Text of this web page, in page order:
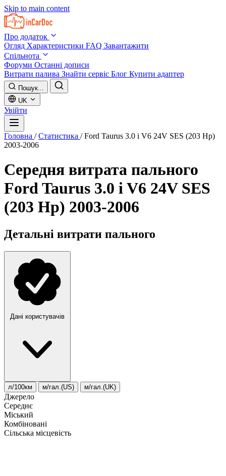
Skip to main content
Про додаток
Огляд Характеристики FAQ Завантажити
Спільнота
Форуми Останні дописи
Витрати палива Знайти сервіс Блог Купити адаптер
Пошук...
UK
Увійти
Головна / Статистика / Ford Taurus 3.0 i V6 24V SES (203 Hp)
2003-2006
Середня витрата пального
Ford Taurus 3.0 i V6 24V SES
(203 Hp) 2003-2006
Детальні витрати пального
Дані користувачів
л/100км м/гал.(US) м/гал.(UK)
Джерело
Середнє
Міський
Комбіновані
Сільська місцевість